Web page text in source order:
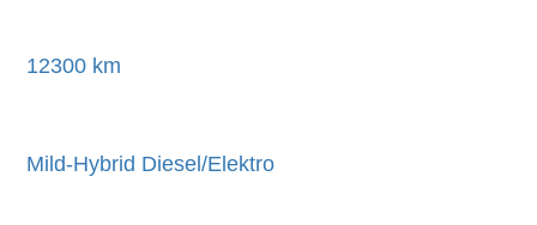
12300 km
Mild-Hybrid Diesel/Elektro